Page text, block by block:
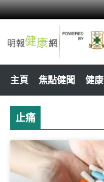
Skip
to
content
主頁 焦點健聞 健
止痛